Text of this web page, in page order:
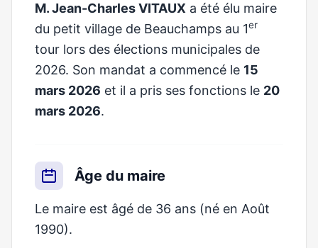
M. Jean-Charles VITAUX a été élu maire
du petit village de Beauchamps au 1er
tour lors des élections municipales de
2026. Son mandat a commencé le 15
mars 2026 et il a pris ses fonctions le 20
mars 2026.
Âge du maire
Le maire est âgé de 36 ans (né en Août
1990).